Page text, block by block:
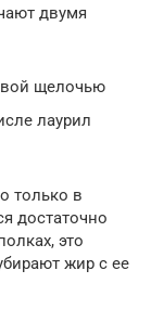
двумя
щелочью
лаурил
только в
достаточно
это
жир с ее